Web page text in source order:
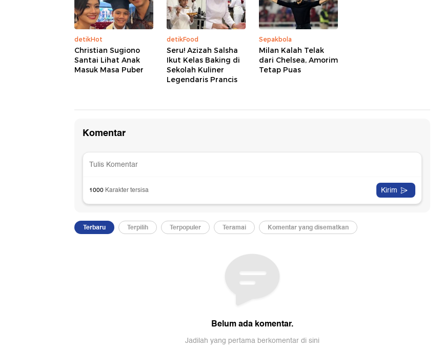
detikHot
Christian Sugiono
Santai Lihat Anak
Masuk Masa Puber
detikFood
Seru! Azizah Salsha
Ikut Kelas Baking di
Sekolah Kuliner
Legendaris Prancis
Sepakbola
Milan Kalah Telak
dari Chelsea, Amorim
Tetap Puas